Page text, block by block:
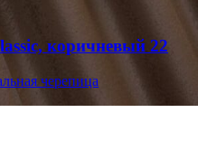
коричневый 22
черепица